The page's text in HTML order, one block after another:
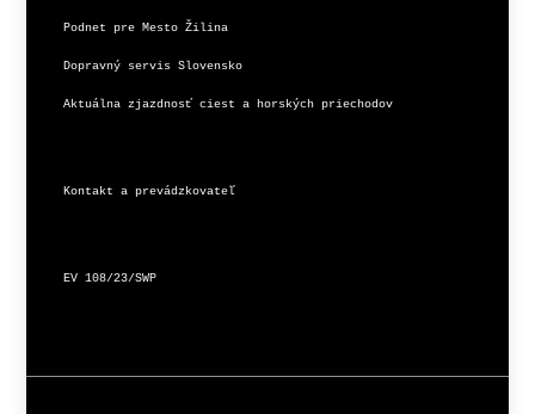
Podnet pre Mesto Žilina
Dopravný servis Slovensko
Aktuálna zjazdnosť ciest a horských priechodov
Kontakt a prevádzkovateľ
EV 108/23/SWP